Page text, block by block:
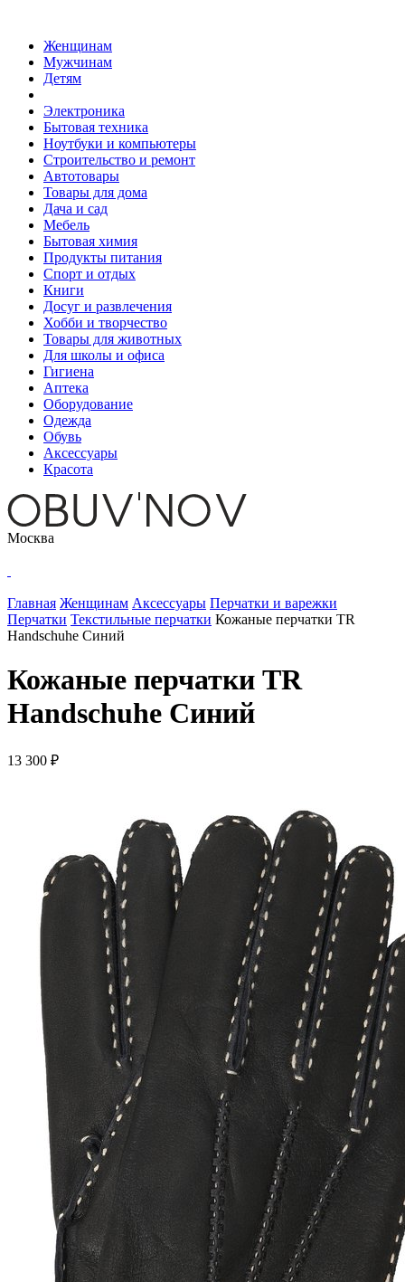
Женщинам
Мужчинам
Детям
Электроника
Бытовая техника
Ноутбуки и компьютеры
Строительство и ремонт
Автотовары
Товары для дома
Дача и сад
Мебель
Бытовая химия
Продукты питания
Спорт и отдых
Книги
Досуг и развлечения
Хобби и творчество
Товары для животных
Для школы и офиса
Гигиена
Аптека
Оборудование
Одежда
Обувь
Аксессуары
Красота
Москва
Главная Женщинам Аксессуары Перчатки и варежки
Перчатки Текстильные перчатки Кожаные перчатки TR
Handschuhe Синий
Кожаные перчатки TR
Handschuhe Синий
13 300 ₽